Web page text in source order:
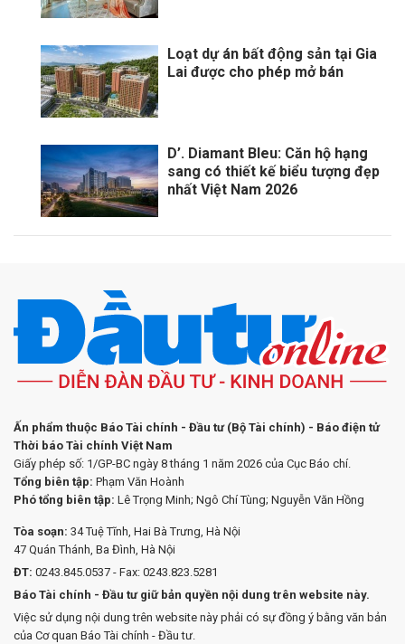
Loạt dự án bất động sản tại Gia
Lai được cho phép mở bán
D’. Diamant Bleu: Căn hộ hạng
sang có thiết kế biểu tượng đẹp
nhất Việt Nam 2026
Ấn phẩm thuộc Báo Tài chính - Đầu tư (Bộ Tài chính) - Báo điện tử
Thời báo Tài chính Việt Nam
Giấy phép số: 1/GP-BC ngày 8 tháng 1 năm 2026 của Cục Báo chí.
Tổng biên tập: Phạm Văn Hoành
Phó tổng biên tập: Lê Trọng Minh; Ngô Chí Tùng; Nguyễn Văn Hồng
Tòa soạn: 34 Tuệ Tĩnh, Hai Bà Trưng, Hà Nội
47 Quán Thánh, Ba Đình, Hà Nội
ĐT: 0243.845.0537 - Fax: 0243.823.5281
Báo Tài chính - Đầu tư giữ bản quyền nội dung trên website này.
Việc sử dụng nội dung trên website này phải có sự đồng ý bằng văn bản
của Cơ quan Báo Tài chính - Đầu tư.